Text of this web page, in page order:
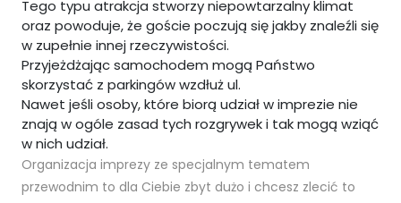
Tego typu atrakcja stworzy niepowtarzalny klimat
oraz powoduje, że goście poczują się jakby znaleźli się
w zupełnie innej rzeczywistości.
Przyjeżdżając samochodem mogą Państwo
skorzystać z parkingów wzdłuż ul.
Nawet jeśli osoby, które biorą udział w imprezie nie
znają w ogóle zasad tych rozgrywek i tak mogą wziąć
w nich udział.
Organizacja imprezy ze specjalnym tematem
przewodnim to dla Ciebie zbyt dużo i chcesz zlecić to